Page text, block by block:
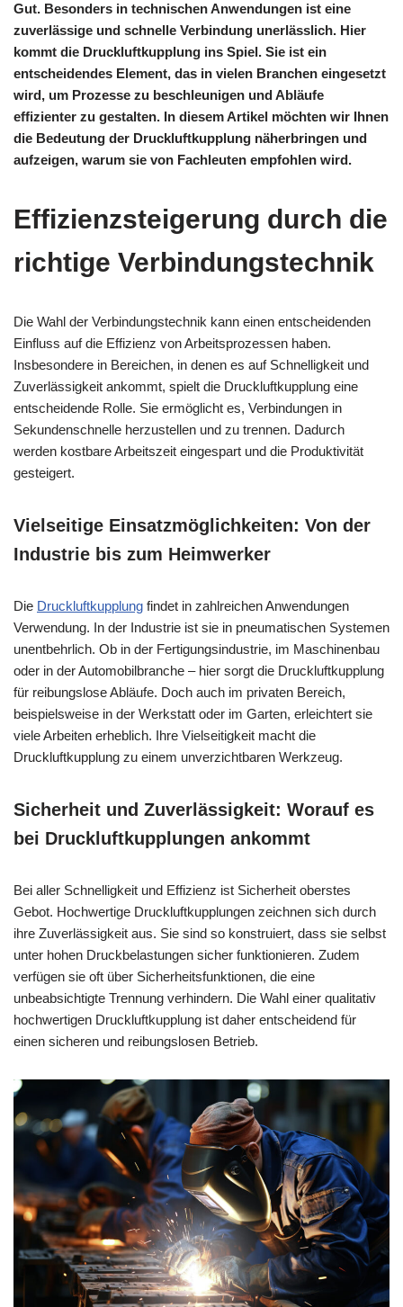
Gut. Besonders in technischen Anwendungen ist eine
zuverlässige und schnelle Verbindung unerlässlich. Hier
kommt die Druckluftkupplung ins Spiel. Sie ist ein
entscheidendes Element, das in vielen Branchen eingesetzt
wird, um Prozesse zu beschleunigen und Abläufe
effizienter zu gestalten. In diesem Artikel möchten wir Ihnen
die Bedeutung der Druckluftkupplung näherbringen und
aufzeigen, warum sie von Fachleuten empfohlen wird.
Effizienzsteigerung durch die
richtige Verbindungstechnik
Die Wahl der Verbindungstechnik kann einen entscheidenden
Einfluss auf die Effizienz von Arbeitsprozessen haben.
Insbesondere in Bereichen, in denen es auf Schnelligkeit und
Zuverlässigkeit ankommt, spielt die Druckluftkupplung eine
entscheidende Rolle. Sie ermöglicht es, Verbindungen in
Sekundenschnelle herzustellen und zu trennen. Dadurch
werden kostbare Arbeitszeit eingespart und die Produktivität
gesteigert.
Vielseitige Einsatzmöglichkeiten: Von der
Industrie bis zum Heimwerker
Die Druckluftkupplung findet in zahlreichen Anwendungen
Verwendung. In der Industrie ist sie in pneumatischen Systemen
unentbehrlich. Ob in der Fertigungsindustrie, im Maschinenbau
oder in der Automobilbranche – hier sorgt die Druckluftkupplung
für reibungslose Abläufe. Doch auch im privaten Bereich,
beispielsweise in der Werkstatt oder im Garten, erleichtert sie
viele Arbeiten erheblich. Ihre Vielseitigkeit macht die
Druckluftkupplung zu einem unverzichtbaren Werkzeug.
Sicherheit und Zuverlässigkeit: Worauf es
bei Druckluftkupplungen ankommt
Bei aller Schnelligkeit und Effizienz ist Sicherheit oberstes
Gebot. Hochwertige Druckluftkupplungen zeichnen sich durch
ihre Zuverlässigkeit aus. Sie sind so konstruiert, dass sie selbst
unter hohen Druckbelastungen sicher funktionieren. Zudem
verfügen sie oft über Sicherheitsfunktionen, die eine
unbeabsichtigte Trennung verhindern. Die Wahl einer qualitativ
hochwertigen Druckluftkupplung ist daher entscheidend für
einen sicheren und reibungslosen Betrieb.